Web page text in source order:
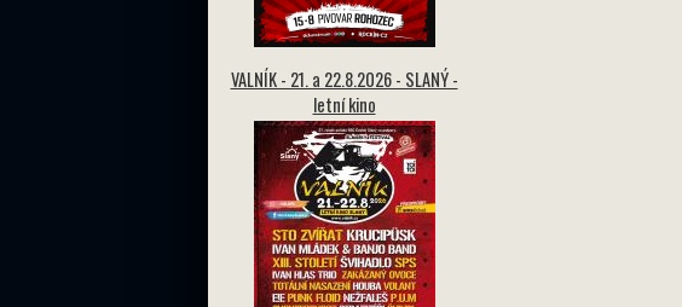
VALNÍK - 21. a 22.8.2026 - SLANÝ -
letní kino